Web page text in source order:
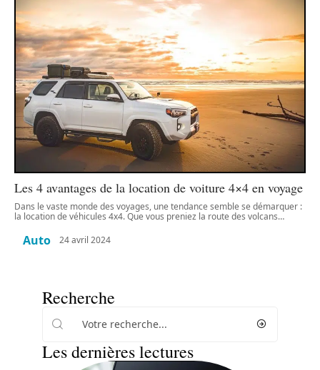
Les 4 avantages de la location de voiture 4×4 en voyage
Dans le vaste monde des voyages, une tendance semble se démarquer :
la location de véhicules 4x4. Que vous preniez la route des volcans…
Auto 24 avril 2024
Recherche
Les dernières lectures